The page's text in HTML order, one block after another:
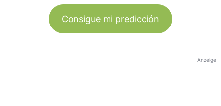
Consigue mi predicción
Anzeige